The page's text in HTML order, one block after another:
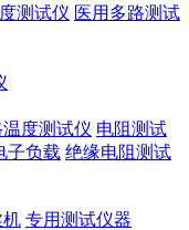
测试仪 医用多路测试
温度测试仪 电阻测试
子负载 绝缘电阻测试
机 专用测试仪器